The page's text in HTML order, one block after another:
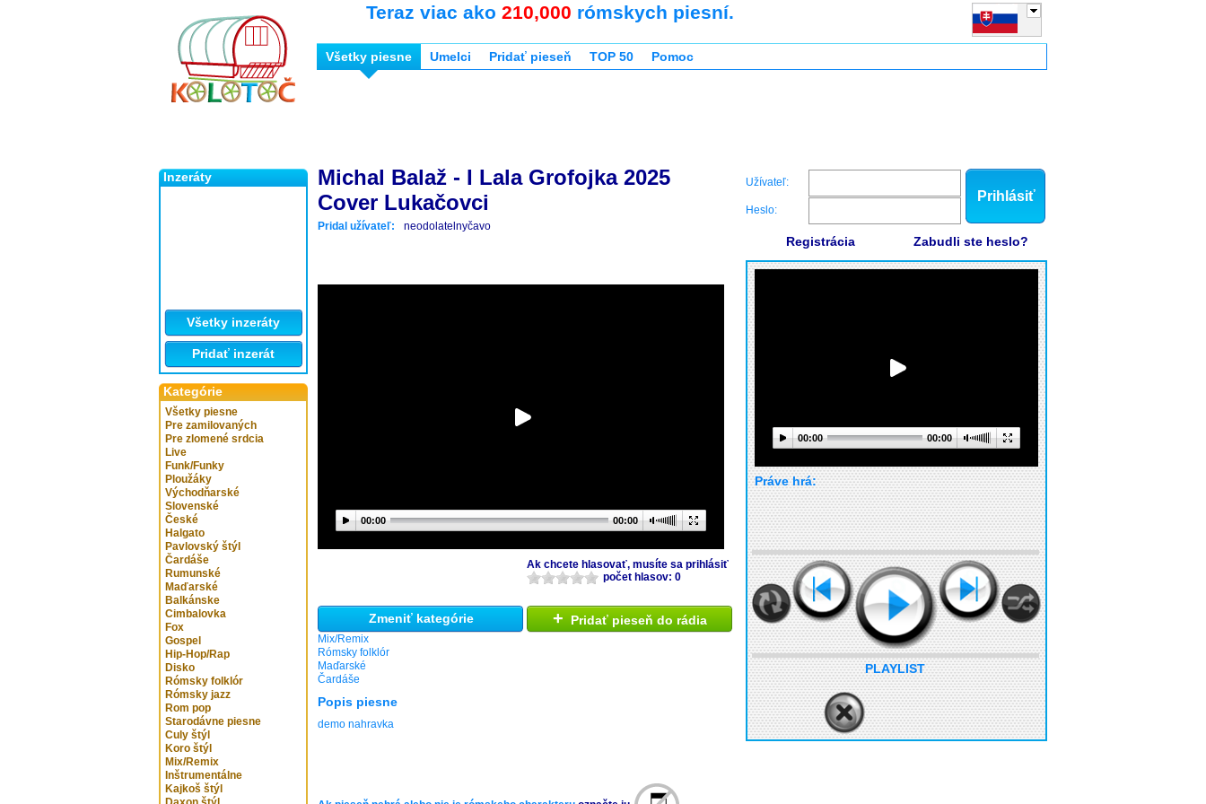
Inzeráty
Všetky inzeráty
Pridať inzerát
Kategórie
Všetky piesne
Pre zamilovaných
Pre zlomené srdcia
Live
Funk/Funky
Ploužáky
Východňarské
Slovenské
České
Halgato
Pavlovský štýl
Čardáše
Rumunské
Maďarské
Balkánske
Cimbalovka
Fox
Gospel
Hip-Hop/Rap
Disko
Rómsky folklór
Rómsky jazz
Rom pop
Starodávne piesne
Culy štýl
Koro štýl
Mix/Remix
Inštrumentálne
Kajkoš štýl
Teraz viac ako 210,000 rómskych piesní.
Všetky piesne Umelci Pridať pieseň TOP 50 Pomoc
Michal Balaž - I Lala Grofojka 2025
Cover Lukačovci
Pridal užívateľ: neodolatelnyčavo
00:00 00:00
Ak chcete hlasovať, musíte sa prihlásiť
počet hlasov: 0
Zmeniť kategórie
Mix/Remix
Rómsky folklór
Maďarské
Čardáše
+ Pridať pieseň do rádia
Popis piesne
demo nahravka
Užívateľ:
Heslo:
Prihlásiť
Registrácia Zabudli ste heslo?
00:00 00:00
Práve hrá:
PLAYLIST